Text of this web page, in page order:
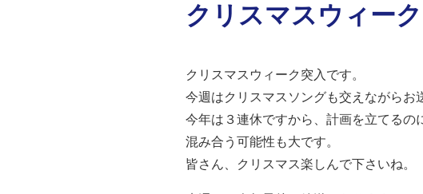
クリスマスウィーク
クリスマスウィーク突入です。
今週はクリスマスソングも交えながらお
今年は３連休ですから、計画を立てるの
混み合う可能性も大です。
皆さん、クリスマス楽しんで下さいね。